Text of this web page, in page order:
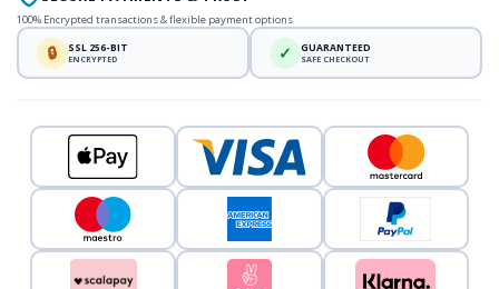
100% Encrypted transactions & flexible payment options
🔒 SSL 256-BIT
ENCRYPTED ✓ GUARANTEED
SAFE CHECKOUT